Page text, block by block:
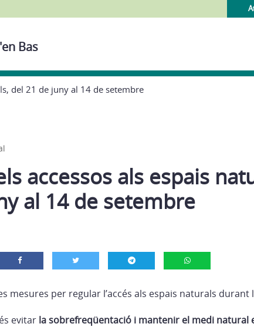
Bas
del 21 de juny al 14 de setembre
accessos als espais
al 14 de setembre
mesures per regular l’accés als espais naturals durant
evitar la sobrefreqüentació i mantenir el medi natural